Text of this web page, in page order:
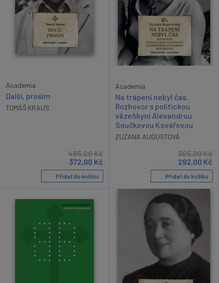
Academia
Další, prosím
TOMÁŠ KRAUS
465,00Kč
372,00 Kč
Přidat do košíku
Academia
Na trápení nebyl čas.
Rozhovor s politickou
vězeňkyní Alexandrou
Součkovou Kovářovou
ZUZANA AUGUSTOVÁ
365,00Kč
292,00 Kč
Přidat do košíku